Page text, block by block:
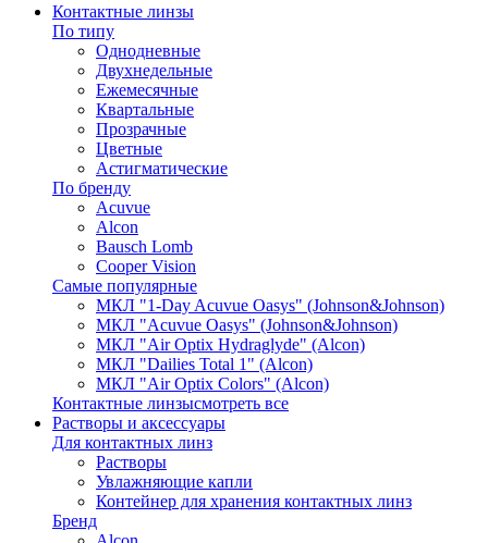
Контактные линзы
По типу
Однодневные
Двухнедельные
Ежемесячные
Квартальные
Прозрачные
Цветные
Астигматические
По бренду
Acuvue
Alcon
Bausch Lomb
Cooper Vision
Самые популярные
МКЛ "1-Day Acuvue Oasys" (Johnson&Johnson)
МКЛ "Acuvue Oasys" (Johnson&Johnson)
МКЛ "Air Optix Hydraglyde" (Alcon)
МКЛ "Dailies Total 1" (Alcon)
МКЛ "Air Optix Colors" (Alcon)
Контактные линзысмотреть все
Растворы и аксессуары
Для контактных линз
Растворы
Увлажняющие капли
Контейнер для хранения контактных линз
Бренд